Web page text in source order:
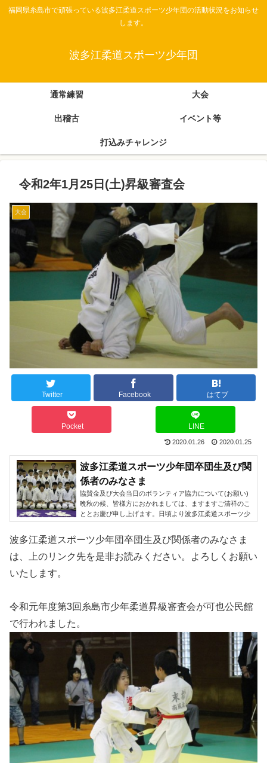
福岡県糸島市で頑張っている波多江柔道スポーツ少年団の活動状況をお知らせ
します。
波多江柔道スポーツ少年団
通常練習 大会
出稽古 イベント等
打込みチャレンジ
令和2年1月25日(土)昇級審査会
大会
Twitter Facebook はてブ
Pocket LINE
2020.01.26 2020.01.25
波多江柔道スポーツ少年団卒団生及び関
係者のみなさま
協賛金及び大会当日のボランティア協力について(お願い)
晩秋の候、皆様方におかれましては、ますますご清祥のこ
ととお慶び申し上げます。日頃より波多江柔道スポーツ少
年団の活動にご理解、ご協力を賜り、お礼申し上げます。
昭和56年1月に当スポーツ少年団が設立され、おかげさま
で来年1月に40年を迎えることになります。これも当時か
ら保護者のみなさまや関係者のみなさまに支えられ、いま
波多江柔道スポーツ少年団卒団生及び関係者のみなさま
は、上のリンク先を是非お読みください。よろしくお願い
いたします。
令和元年度第3回糸島市少年柔道昇級審査会が可也公民館
で行われました。